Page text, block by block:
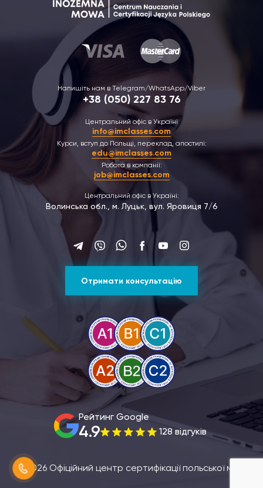
Напишіть нам в Telegram/WhatsApp/Viber
+38 (050) 227 83 76
Центральний офіс в Україні
info@imclasses.com
Курси, вступ до Польщі, переклад, апостилі:
edu@imclasses.com
Робота в компанії:
job@imclasses.com
Центральний офіс в Україні:
Волинська обл., м. Луцьк, вул. Яровиця 7/6
Отримати консультацію
Рейтинг Google
4.9 128 відгуків
© 2026 Офіційний центр сертифікації польської мови